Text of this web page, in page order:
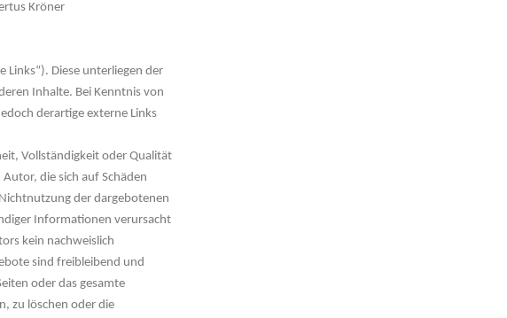
Kröner
Links“). Diese unterliegen der
Inhalte. Bei Kenntnis von
derartige externe Links
Vollständigkeit oder Qualität
die sich auf Schäden
der dargebotenen
Informationen verursacht
kein nachweislich
sind freibleibend und
oder das gesamte
zu löschen oder die